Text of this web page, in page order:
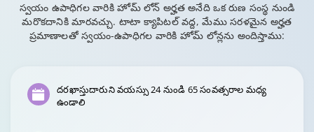
స్వయం ఉపాధిగల వారికి హోమ్ లోన్ అర్హత అనేది ఒక రుణ సంస్థ నుండి
మరొకదానికి మారవచ్చు. టాటా క్యాపిటల్ వద్ద, మేము సరళమైన అర్హత
ప్రమాణాలతో స్వయం-ఉపాధిగల వారికి హోమ్ లోన్లను అందిస్తాము:
దరఖాస్తుదారుని వయస్సు 24 నుండి 65 సంవత్సరాల మధ్య
ఉండాలి